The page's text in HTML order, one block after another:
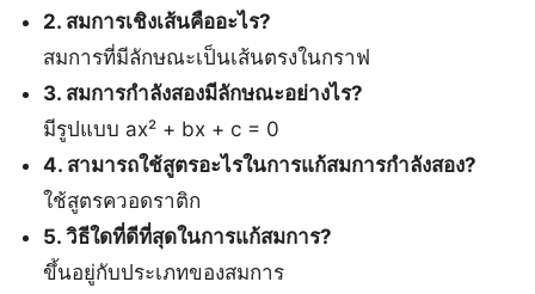
2. สมการเชิงเส้นคืออะไร?
สมการที่มีลักษณะเป็นเส้นตรงในกราฟ
3. สมการกำลังสองมีลักษณะอย่างไร?
มีรูปแบบ ax² + bx + c = 0
4. สามารถใช้สูตรอะไรในการแก้สมการกำลังสอง?
ใช้สูตรควอดราติก
5. วิธีใดที่ดีที่สุดในการแก้สมการ?
ขึ้นอยู่กับประเภทของสมการ